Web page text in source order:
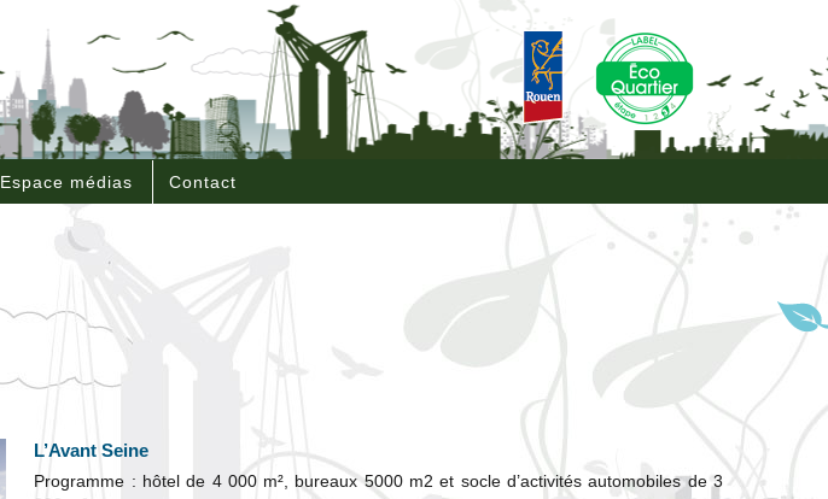
Espace médias Contact
L’Avant Seine
Programme : hôtel de 4 000 m², bureaux 5000 m2 et socle d’activités automobiles de 3